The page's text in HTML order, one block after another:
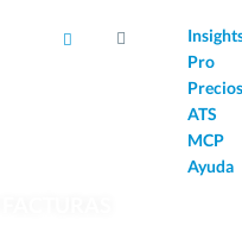
Pro
Precios
ATS
MCP
Ayuda